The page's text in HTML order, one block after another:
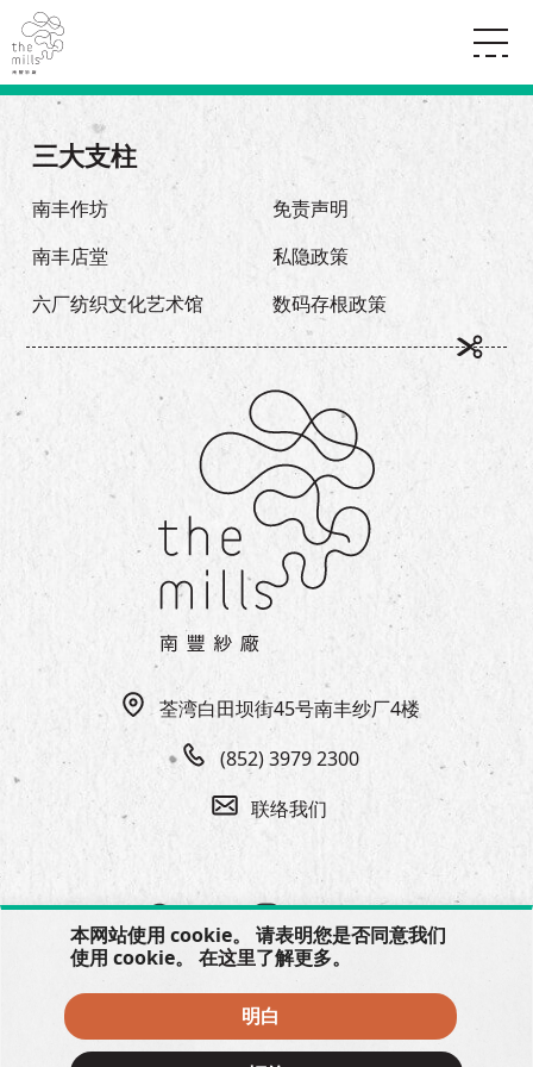
本网站使用 cookie。 请表明您是否同意我们
使用 cookie。 在这里了解更多。
明白
关于南丰纱厂
愿景
三大支柱
媒体中心
联络我们
南丰店堂
店堂指南
商店
活动场地
活动世界之約
展覽
走进南丰纱厂
体验
景点
活化与保育
走进南丰纱厂
其他體驗
开放时间及位置
穿梭巴士服务
荃湾白田坝街45号南丰纱厂4楼
(852) 3979 2300
联络我们
三大支柱
南丰作坊
南丰店堂
六厂纺织文化艺术馆
免责声明
私隐政策
数码存根政策
© 2026 The Mills, all rights reserved.